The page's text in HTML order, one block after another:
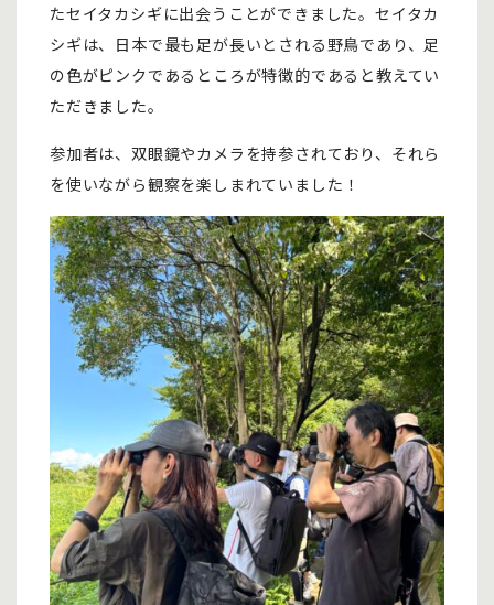
たセイタカシギに出会うことができました。セイタカ
シギは、日本で最も足が長いとされる野鳥であり、足
の色がピンクであるところが特徴的であると教えてい
ただきました。
参加者は、双眼鏡やカメラを持参されており、それら
を使いながら観察を楽しまれていました！